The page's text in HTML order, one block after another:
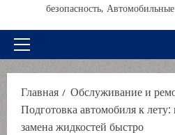
безопасность,
Основное
меню
Главная
Обслуживание и
Подготовка автомобиля к лету:
замена жидкостей быстро